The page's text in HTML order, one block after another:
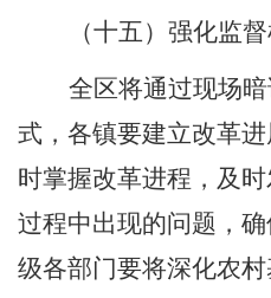
（十五）强化监
全区将通过现场
式，各镇要建立改革
时掌握改革进程，及
过程中出现的问题，
级各部门要将深化农村